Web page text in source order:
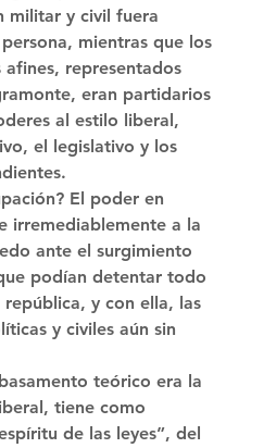
militar y civil fuera
mientras que los
representados
eran partidarios
al estilo liberal,
el legislativo y los
El poder en
irremediablemente a la
ante el surgimiento
podían detentar todo
y con ella, las
y civiles aún sin
teórico era la
tiene como
de las leyes”, del